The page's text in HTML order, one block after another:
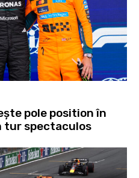
pole position în
tur spectaculos